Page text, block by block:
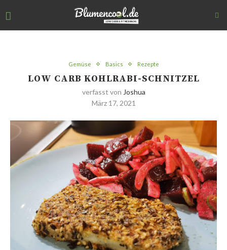
Gemüse Basics Rezepte
LOW CARB KOHLRABI-SCHNITZEL
verfasst von Joshua
März 17, 2021